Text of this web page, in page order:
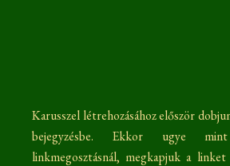
Karusszel létrehozásához először
bejegyzésbe. Ekkor ugye
linkmegosztásnál, megkapjuk a